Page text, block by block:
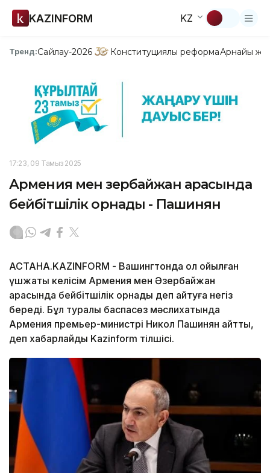
KAZINFORM KZ
Тренд:Сайлау-2026 Конституциялық реформаАрнайы
17:23, 09 Тамыз 2025
Армения мен Әзербайжан арасында
бейбітшілік орнады - Пашинян
АСТАНА.KAZINFORM - Вашингтонда қол қойылған
үшжақты келісім Армения мен Әзербайжан
арасында бейбітшілік орнады деп айтуға негіз
береді. Бұл туралы баспасөз мәслихатында
Армения премьер-министрі Никол Пашинян айтты,
деп хабарлайды Kazinform тілшісі.